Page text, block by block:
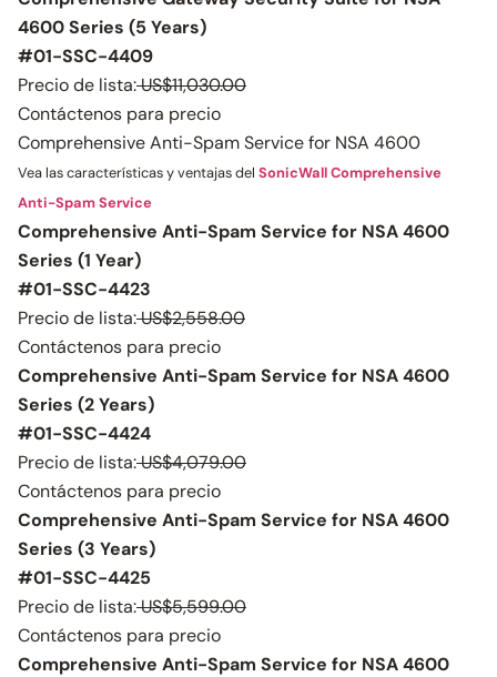
4600 Series (5 Years)
#01-SSC-4409
Precio de lista:US$11,030.00
Contáctenos para precio
Comprehensive Anti-Spam Service for NSA 4600
Vea las características y ventajas del SonicWall Comprehensive
Anti-Spam Service
Comprehensive Anti-Spam Service for NSA 4600
Series (1 Year)
#01-SSC-4423
Precio de lista:US$2,558.00
Contáctenos para precio
Comprehensive Anti-Spam Service for NSA 4600
Series (2 Years)
#01-SSC-4424
Precio de lista:US$4,079.00
Contáctenos para precio
Comprehensive Anti-Spam Service for NSA 4600
Series (3 Years)
#01-SSC-4425
Precio de lista:US$5,599.00
Contáctenos para precio
Comprehensive Anti-Spam Service for NSA 4600